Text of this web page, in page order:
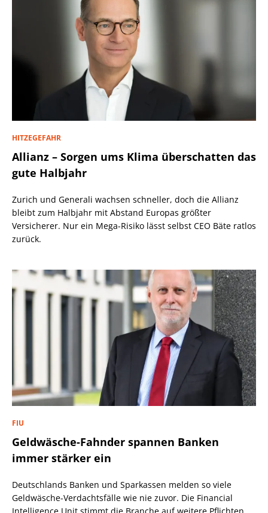
HITZEGEFAHR
Allianz – Sorgen ums Klima überschatten das
gute Halbjahr
Zurich und Generali wachsen schneller, doch die Allianz
bleibt zum Halbjahr mit Abstand Europas größter
Versicherer. Nur ein Mega-Risiko lässt selbst CEO Bäte ratlos
zurück.
FIU
Geldwäsche-Fahnder spannen Banken
immer stärker ein
Deutschlands Banken und Sparkassen melden so viele
Geldwäsche-Verdachtsfälle wie nie zuvor. Die Financial